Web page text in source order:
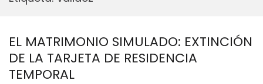
EL MATRIMONIO SIMULADO: EXTINCIÓN
DE LA TARJETA DE RESIDENCIA
TEMPORAL